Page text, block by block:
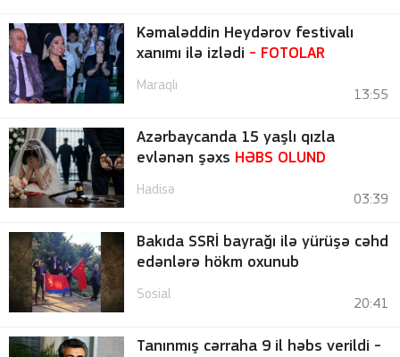
Kəmaləddin Heydərov festivalı
xanımı ilə izlədi - FOTOLAR
Maraqlı
13:55
Azərbaycanda 15 yaşlı qızla
evlənən şəxs HƏBS OLUND
Hadisə
03:39
Bakıda SSRİ bayrağı ilə yürüşə cəhd
edənlərə hökm oxunub
Sosial
20:41
Tanınmış cərraha 9 il həbs verildi -